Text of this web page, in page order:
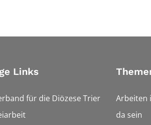
Links
für die Diözese Trier
Arbeiten
da sein